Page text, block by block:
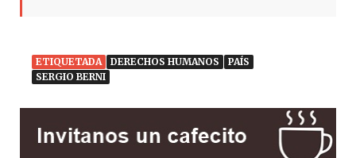
ETIQUETADA DERECHOS HUMANOS
PAÍS
SERGIO BERNI